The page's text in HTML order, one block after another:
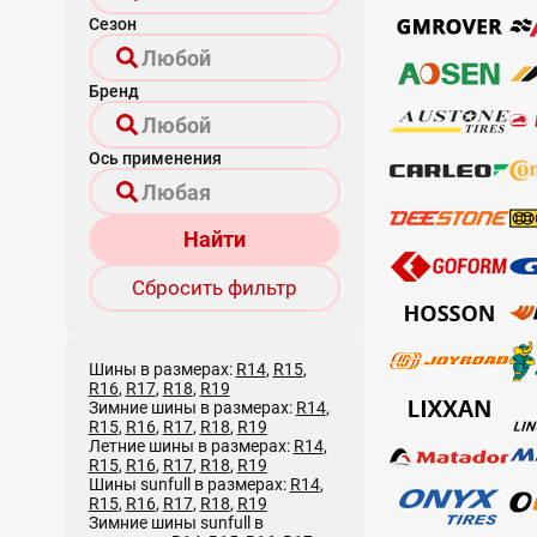
Сезон
Бренд
Ось применения
Найти
Сбросить фильтр
Шины в размерах: R14, R15,
R16, R17, R18, R19
Зимние шины в размерах: R14,
R15, R16, R17, R18, R19
Летние шины в размерах: R14,
R15, R16, R17, R18, R19
Шины sunfull в размерах: R14,
R15, R16, R17, R18, R19
Зимние шины sunfull в